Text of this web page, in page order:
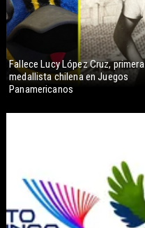
Fallece Lucy López Cruz, primera
medallista chilena en Juegos
Panamericanos